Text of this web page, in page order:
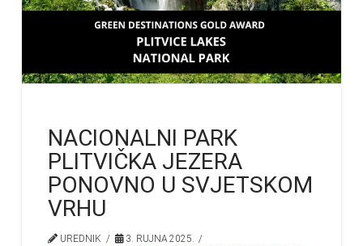
NACIONALNI PARK
PLITVIČKA JEZERA
PONOVNO U SVJETSKOM
VRHU
UREDNIK
3. RUJNA 2025.